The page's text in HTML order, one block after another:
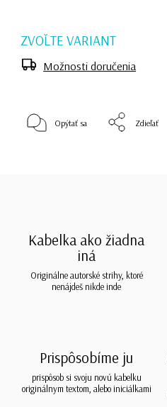
ZVOĽTE VARIANT
Možnosti doručenia
Opýtať sa Zdieľať
Kabelka ako žiadna
iná
Originálne autorské strihy, ktoré
nenájdeš nikde inde
Prispôsobíme ju
prispôsob si svoju novú kabelku
originálnym textom, alebo iniciálkami